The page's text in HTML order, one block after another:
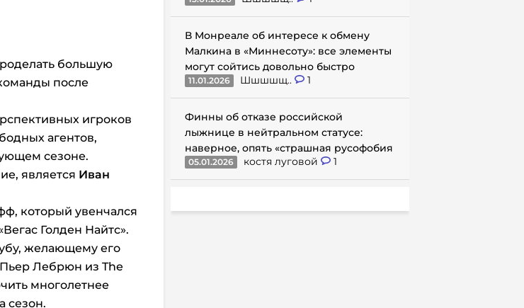
большую
после
игроков
агентов,
сезоне.
является Иван
который увенчался
Голден Найтс».
желающему его
Лебрюн из The
многолетнее
сезон.
В Монреале об интересе к обмену
Малкина в «Миннесоту»: все элементы
могут сойтись довольно быстро
11.01.2026 Шшшшщ.. 1
Финны об отказе российской
лыжнице в нейтральном статусе:
наверное, опять «страшная русофобия
05.01.2026 костя луговой 1